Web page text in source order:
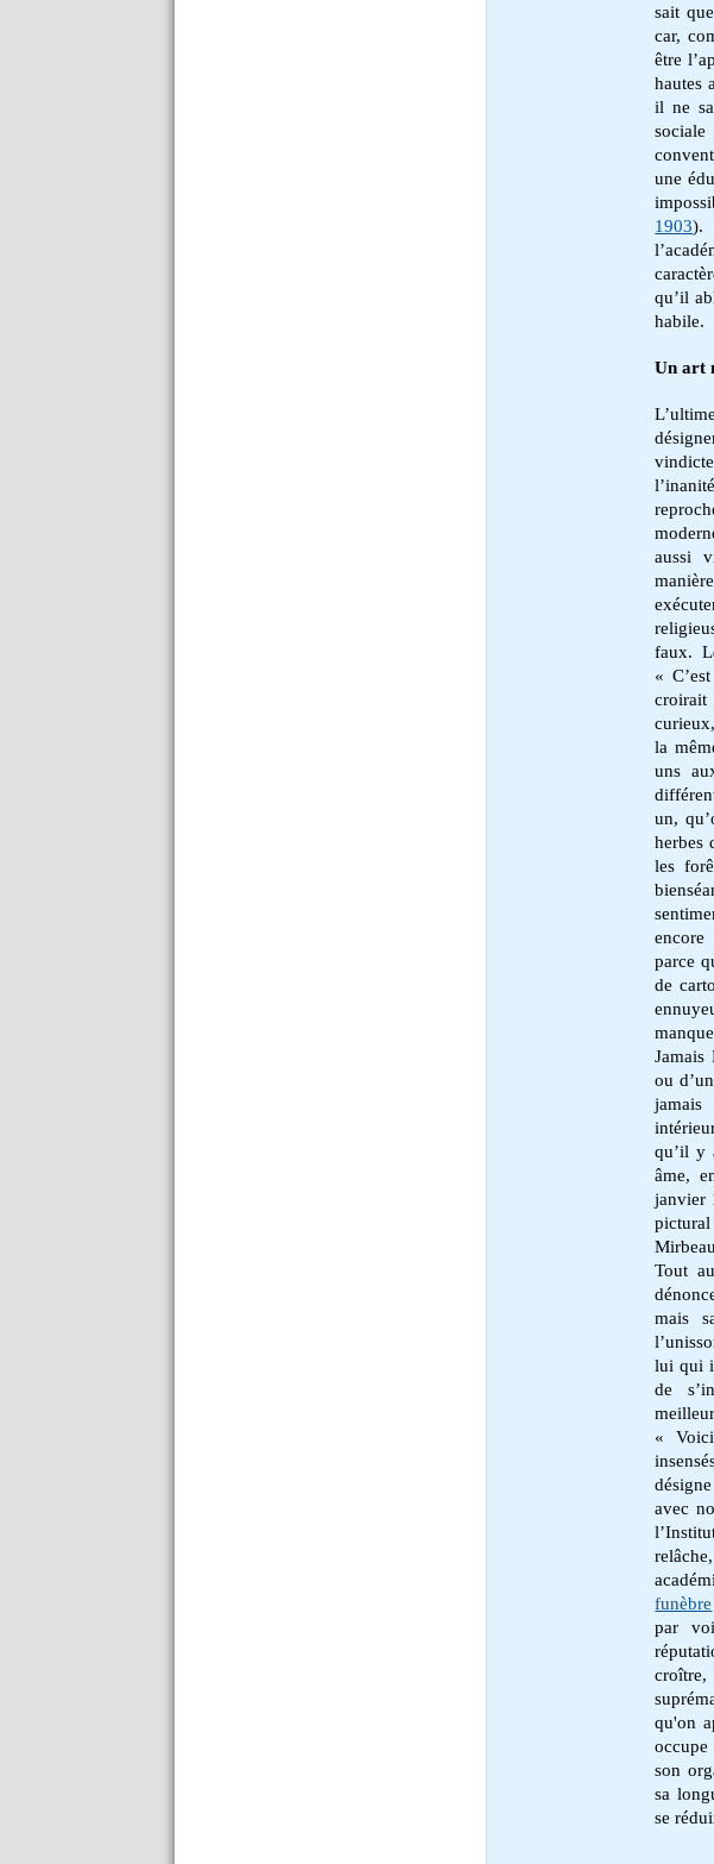
sait
car,
être
hautes
il ne
une
1903).
qu’il
habile.
Un art
aussi
faux.
«
croirait
la
uns
un,
herbes
les
encore
parce
de
Jamais
ou
jamais
qu’il y
âme,
janvier
Tout
mais
lui qui
de
«
avec
funèbre
par
qu'on
son
sa
se